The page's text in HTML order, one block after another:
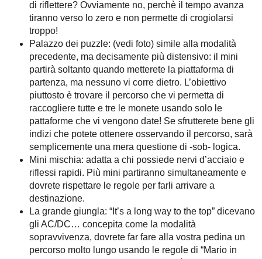
di riflettere? Ovviamente no, perchè il tempo avanza
tiranno verso lo zero e non permette di crogiolarsi
troppo!
Palazzo dei puzzle: (vedi foto) simile alla modalità
precedente, ma decisamente più distensivo: il mini
partirà soltanto quando metterete la piattaforma di
partenza, ma nessuno vi corre dietro. L’obiettivo
piuttosto è trovare il percorso che vi permetta di
raccogliere tutte e tre le monete usando solo le
pattaforme che vi vengono date! Se sfrutterete bene gli
indizi che potete ottenere osservando il percorso, sarà
semplicemente una mera questione di -sob- logica.
Mini mischia: adatta a chi possiede nervi d’acciaio e
riflessi rapidi. Più mini partiranno simultaneamente e
dovrete rispettare le regole per farli arrivare a
destinazione.
La grande giungla: “It’s a long way to the top” dicevano
gli AC/DC… concepita come la modalità
sopravvivenza, dovrete far fare alla vostra pedina un
percorso molto lungo usando le regole di “Mario in